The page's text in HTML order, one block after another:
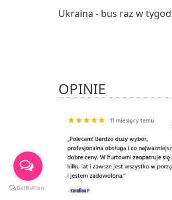
Ukraina - bus raz w
OPINIE